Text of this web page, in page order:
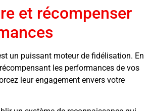
et récompenser
un puissant moteur de fidélisation. En
les performances de vos
leur engagement envers votre